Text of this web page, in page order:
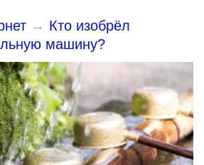
→ Кто изобрёл
машину?